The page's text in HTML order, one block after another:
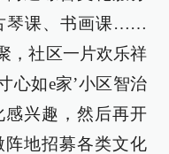
琴课、书画课……
，社区一片欢乐祥
心如e家’小区智治
兴趣，然后再开
地招募各类文化